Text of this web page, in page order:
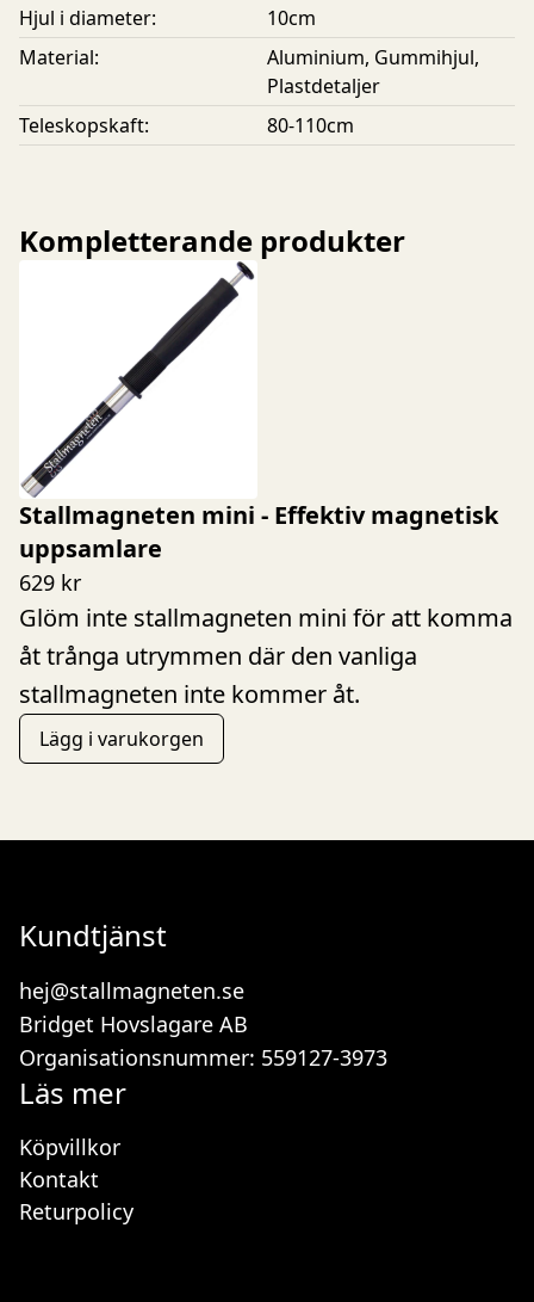
Hjul i diameter:
10cm
Material:
Aluminium, Gummihjul,
Plastdetaljer
Teleskopskaft: 80-110cm
Kompletterande produkter
Stallmagneten mini - Effektiv magnetisk
uppsamlare
629 kr
Glöm inte stallmagneten mini för att komma
åt trånga utrymmen där den vanliga
stallmagneten inte kommer åt.
Lägg i varukorgen
Kundtjänst
hej@stallmagneten.se
Bridget Hovslagare AB
Organisationsnummer: 559127-3973
Läs mer
Köpvillkor
Kontakt
Returpolicy